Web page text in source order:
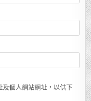
及個人網站網址，以供下